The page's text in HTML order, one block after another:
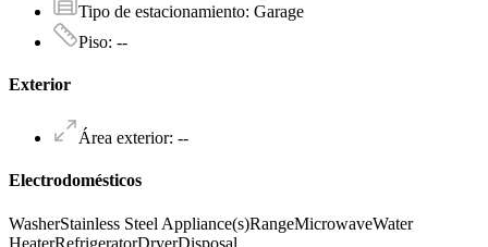
Tipo de estacionamiento: Garage
Piso: --
Exterior
Área exterior: --
Electrodomésticos
WasherStainless Steel Appliance(s)RangeMicrowaveWater
HeaterRefrigeratorDryerDisposal